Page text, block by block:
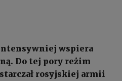
intensywniej wspiera
Do tej pory reżim
rosyjskiej armii